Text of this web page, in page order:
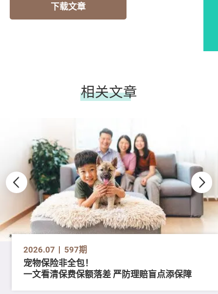
下载文章
相关文章
2026.07 597期
宠物保险非全包！
一文看清保费保额落差 严防理赔盲点添保障